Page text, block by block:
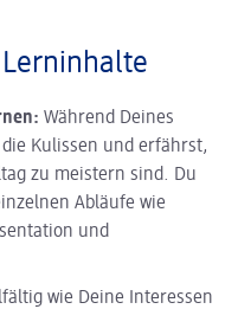
Während Deines
Kulissen und erfährst,
zu meistern sind. Du
Abläufe wie
und
wie Deine Interessen